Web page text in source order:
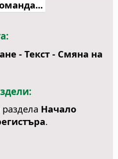
- Текст - Смяна на
Начало
.